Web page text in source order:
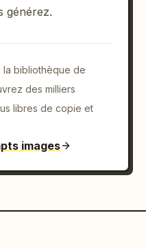
générez.
la bibliothèque de
des milliers
libres de copie et
images